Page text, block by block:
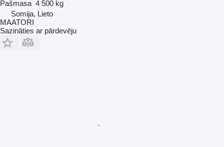
Pašmasa 4 500 kg
Somija, Lieto
MAATORI
Sazināties ar pārdevēju